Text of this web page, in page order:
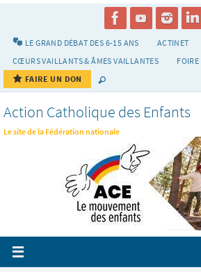
LE GRAND DÉBAT DES 6-15 ANS
ACTINET
CŒURS VAILLANTS & ÂMES VAILLANTES
FAIRE UN DON
Action Catholique des Enfants
Le site de la Fédération nationale